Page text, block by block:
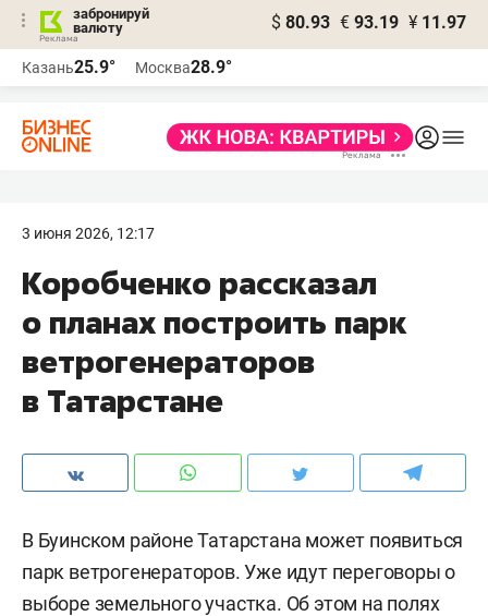
забронируй
валюту
$ 80.93 € 93.19 ¥ 11.97
Казань25.9° Москва28.9°
3 июня 2026, 12:17
Коробченко рассказал
о планах построить парк
ветрогенераторов
в Татарстане
В Буинском районе Татарстана может появиться
парк ветрогенераторов. Уже идут переговоры о
выборе земельного участка. Об этом на полях